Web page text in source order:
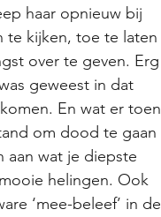
haar opnieuw bij
te kijken, toe te laten
over te geven. Erg
geweest in dat
En wat er toen
om dood te gaan
aan wat je diepste
helingen. Ook
‘mee-beleef’ in de